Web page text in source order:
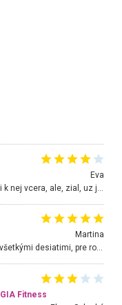
Eva
Martina
Nádherné miesto ktoré odporúčam navštíviť všetkými desiatimi, pre rodiny s deťmi, dôchodcom... Proste a jednoducho ozaj rozprávkový les.. určite ešte prídeme. Odniesli sme si na pamiatku krásne tričká,
Fitness